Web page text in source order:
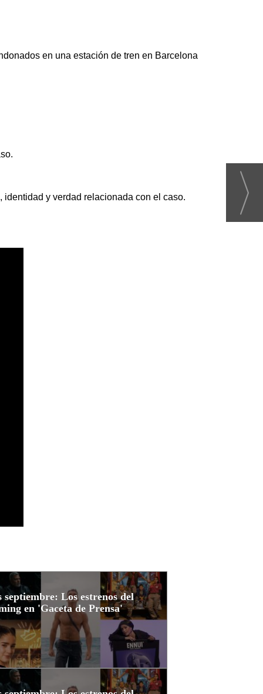
en una estación de tren en Barcelona
y verdad relacionada con el caso.
septiembre: Los estrenos del
en 'Gaceta de Prensa'